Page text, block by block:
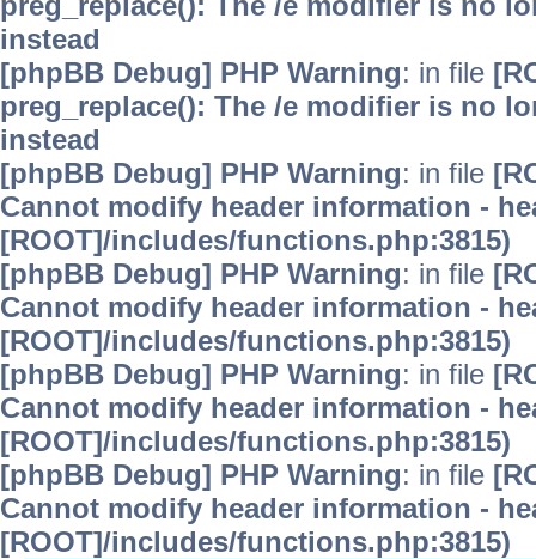
instead
[phpBB Debug] PHP Warning: in file
preg_replace(): The /e modifier is no
instead
[phpBB Debug] PHP Warning: in file
Cannot modify header information -
[ROOT]/includes/functions.php:3815)
[phpBB Debug] PHP Warning: in file
Cannot modify header information -
[ROOT]/includes/functions.php:3815)
[phpBB Debug] PHP Warning: in file
Cannot modify header information -
[ROOT]/includes/functions.php:3815)
[phpBB Debug] PHP Warning: in file
Cannot modify header information -
[ROOT]/includes/functions.php:3815)